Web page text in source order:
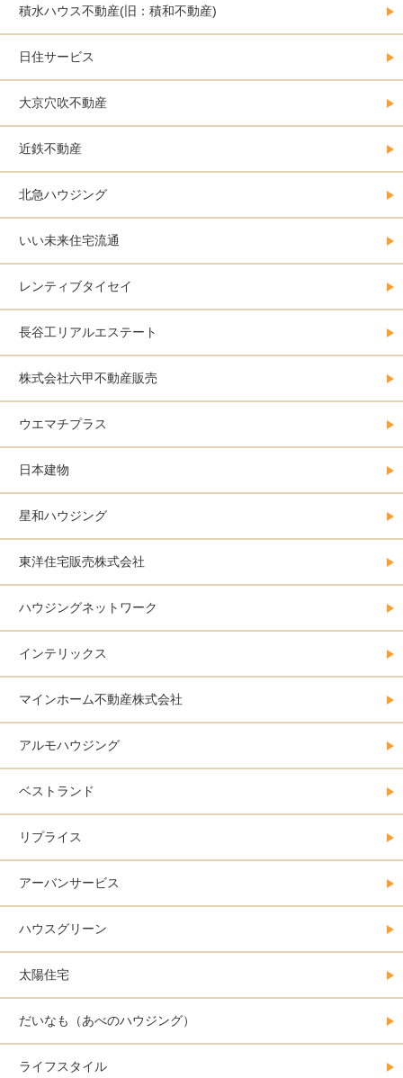
積水ハウス不動産(旧：積和不動産)
日住サービス
大京穴吹不動産
近鉄不動産
北急ハウジング
いい未来住宅流通
レンティブタイセイ
長谷工リアルエステート
株式会社六甲不動産販売
ウエマチプラス
日本建物
星和ハウジング
東洋住宅販売株式会社
ハウジングネットワーク
インテリックス
マインホーム不動産株式会社
アルモハウジング
ベストランド
リプライス
アーバンサービス
ハウスグリーン
太陽住宅
だいなも（あべのハウジング）
ライフスタイル